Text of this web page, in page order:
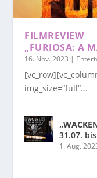
FILMREVIEW
„FURIOSA: A
16. Nov. 2023 |
img_size=“full“...
31.07.
1. Aug.